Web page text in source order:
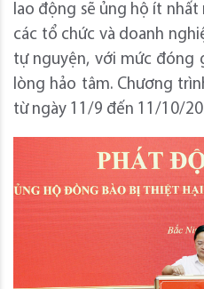
lao động sẽ ủng hộ ít nhất
các tổ chức và doanh
tự nguyện, với mức đóng
lòng hảo tâm. Chương
từ ngày 11/9 đến 11/10/